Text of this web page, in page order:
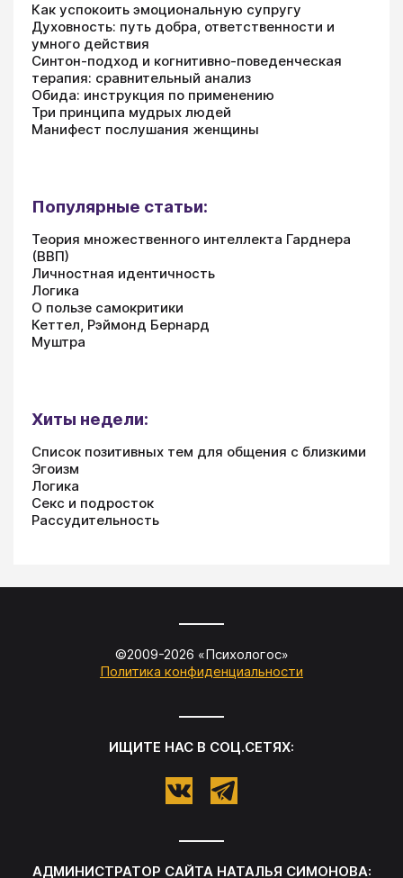
Как успокоить эмоциональную супругу
Духовность: путь добра, ответственности и
умного действия
Синтон-подход и когнитивно-поведенческая
терапия: сравнительный анализ
Обида: инструкция по применению
Три принципа мудрых людей
Манифест послушания женщины
Популярные статьи:
Теория множественного интеллекта Гарднера
(ВВП)
Личностная идентичность
Логика
О пользе самокритики
Кеттел, Рэймонд Бернард
Муштра
Хиты недели:
Список позитивных тем для общения с близкими
Эгоизм
Логика
Секс и подросток
Рассудительность
©2009-2026 «Психологос»
Политика конфиденциальности
ИЩИТЕ НАС В СОЦ.СЕТЯХ:
АДМИНИСТРАТОР САЙТА НАТАЛЬЯ СИМОНОВА: